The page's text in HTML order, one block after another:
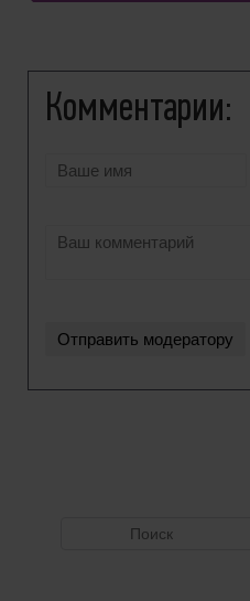
Комментарии: